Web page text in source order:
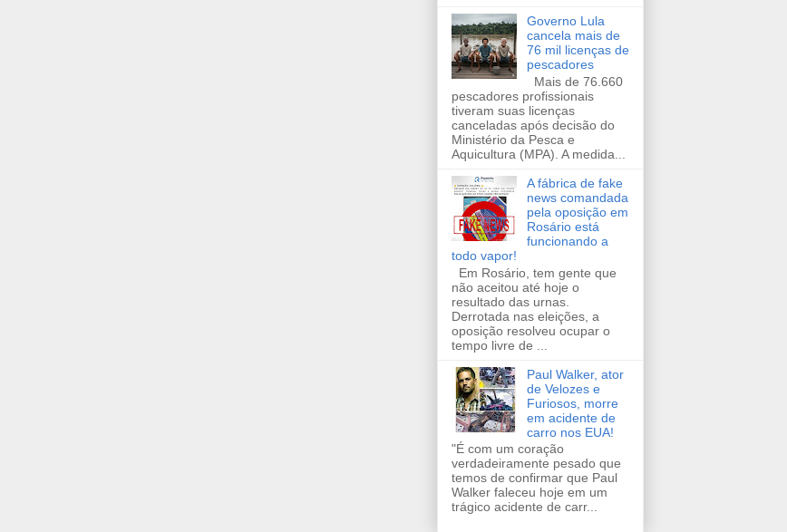
Governo Lula
cancela mais de
76 mil licenças de
pescadores
Mais de 76.660
pescadores profissionais
tiveram suas licenças
canceladas após decisão do
Ministério da Pesca e
Aquicultura (MPA). A medida...
A fábrica de fake
news comandada
pela oposição em
Rosário está
funcionando a
todo vapor!
Em Rosário, tem gente que
não aceitou até hoje o
resultado das urnas.
Derrotada nas eleições, a
oposição resolveu ocupar o
tempo livre de ...
Paul Walker, ator
de Velozes e
Furiosos, morre
em acidente de
carro nos EUA!
"É com um coração
verdadeiramente pesado que
temos de confirmar que Paul
Walker faleceu hoje em um
trágico acidente de carr...